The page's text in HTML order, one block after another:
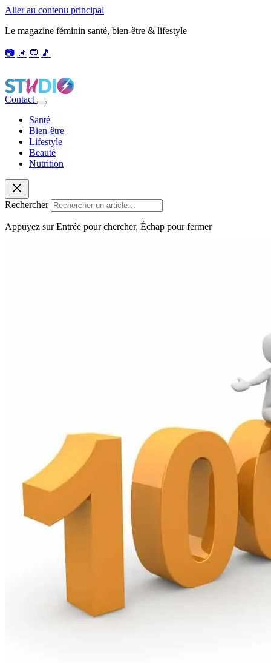
Aller au contenu principal
Le magazine féminin santé, bien-être & lifestyle
📷 📌 💬 🎵
Contact
Santé
Bien-être
Lifestyle
Beauté
Nutrition
Rechercher
Appuyez sur Entrée pour chercher, Échap pour fermer